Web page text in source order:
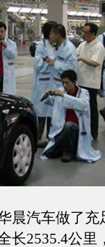
汽车做了充
长2535.4公里